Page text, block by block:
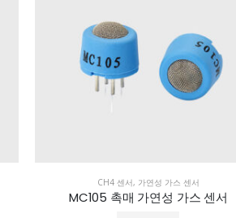
CH4 센서, 가연성 가스 센서
MC105 촉매 가연성 가스 센서